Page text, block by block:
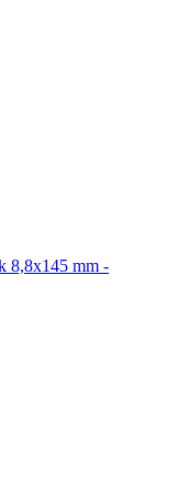
8,8x145 mm -